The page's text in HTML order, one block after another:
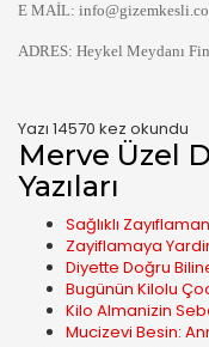
E MAİL:
ADRES: Heykel Meydanı
Yazı 14570 kez okundu
Merve Üzel
Yazıları
Sağlıklı
Zayiflamaya
Diyette Doğru
Bugünün Kilolu
Kilo Almanizin
Mucizevi Besin: